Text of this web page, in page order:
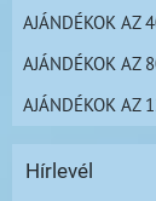
AJÁNDÉKOK AZ
AJÁNDÉKOK AZ
AJÁNDÉKOK AZ
Hírlevél